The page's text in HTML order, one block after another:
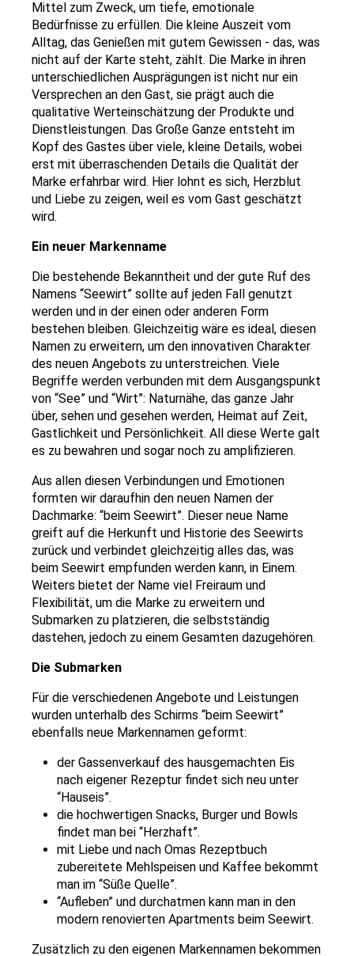
Mittel zum Zweck, um tiefe, emotionale
Bedürfnisse zu erfüllen. Die kleine Auszeit vom
Alltag, das Genießen mit gutem Gewissen - das, was
nicht auf der Karte steht, zählt. Die Marke in ihren
unterschiedlichen Ausprägungen ist nicht nur ein
Versprechen an den Gast, sie prägt auch die
qualitative Werteinschätzung der Produkte und
Dienstleistungen. Das Große Ganze entsteht im
Kopf des Gastes über viele, kleine Details, wobei
erst mit überraschenden Details die Qualität der
Marke erfahrbar wird. Hier lohnt es sich, Herzblut
und Liebe zu zeigen, weil es vom Gast geschätzt
wird.
Ein neuer Markenname
Die bestehende Bekanntheit und der gute Ruf des
Namens “Seewirt” sollte auf jeden Fall genutzt
werden und in der einen oder anderen Form
bestehen bleiben. Gleichzeitig wäre es ideal, diesen
Namen zu erweitern, um den innovativen Charakter
des neuen Angebots zu unterstreichen. Viele
Begriffe werden verbunden mit dem Ausgangspunkt
von “See” und “Wirt”: Naturnähe, das ganze Jahr
über, sehen und gesehen werden, Heimat auf Zeit,
Gastlichkeit und Persönlichkeit. All diese Werte galt
es zu bewahren und sogar noch zu amplifizieren.
Aus allen diesen Verbindungen und Emotionen
formten wir daraufhin den neuen Namen der
Dachmarke: “beim Seewirt”. Dieser neue Name
greift auf die Herkunft und Historie des Seewirts
zurück und verbindet gleichzeitig alles das, was
beim Seewirt empfunden werden kann, in Einem.
Weiters bietet der Name viel Freiraum und
Flexibilität, um die Marke zu erweitern und
Submarken zu platzieren, die selbstständig
dastehen, jedoch zu einem Gesamten dazugehören.
Die Submarken
Für die verschiedenen Angebote und Leistungen
wurden unterhalb des Schirms “beim Seewirt”
ebenfalls neue Markennamen geformt:
der Gassenverkauf des hausgemachten Eis
nach eigener Rezeptur findet sich neu unter
“Hauseis”.
die hochwertigen Snacks, Burger und Bowls
findet man bei “Herzhaft”.
mit Liebe und nach Omas Rezeptbuch
zubereitete Mehlspeisen und Kaffee bekommt
man im “Süße Quelle”.
“Aufleben” und durchatmen kann man in den
modern renovierten Apartments beim Seewirt.
Zusätzlich zu den eigenen Markennamen bekommen